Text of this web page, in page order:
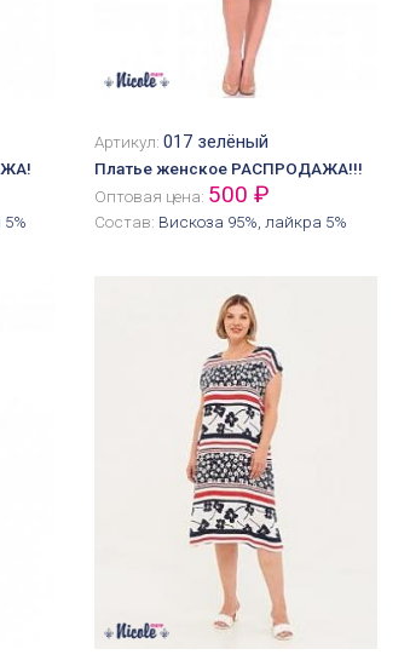
Артикул: 017 зелёный
Платье женское РАСПРОДАЖА!!!
Оптовая цена: 500 ₽
Состав: Вискоза 95%, лайкра 5%